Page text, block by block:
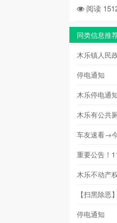
阅读
同类信息推
木乐镇人民
停电通知
木乐停电通
木乐有公共
车友速看→
重要公告！
木乐不动产
【扫黑除恶
停电通知